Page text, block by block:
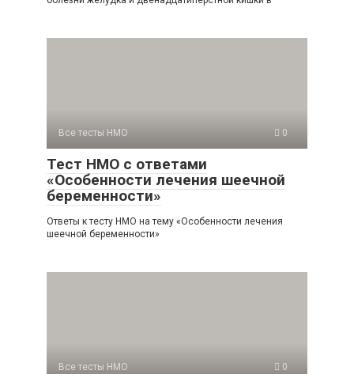
Все тесты НМО 0
Тест НМО с ответами
«Особенности лечения шеечной
беременности»
Ответы к тесту НМО на тему «Особенности лечения
шеечной беременности»
Все тесты НМО 0